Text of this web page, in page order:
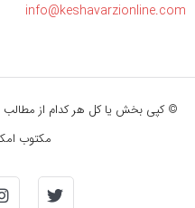
info@keshavarzionline.com
© کپی بخش یا کل هر کدام از مطالب
مکتوب